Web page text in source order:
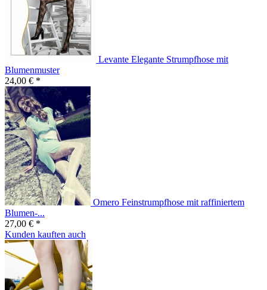
Levante Elegante Strumpfhose mit
Blumenmuster
24,00 € *
Omero Feinstrumpfhose mit raffiniertem
Blumen-...
27,00 € *
Kunden kauften auch